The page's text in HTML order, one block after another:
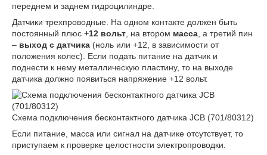
переднем и заднем гидроцилиндре.
Датчики трехпроводные. На одном контакте должен быть
постоянный плюс +12 вольт , на втором масса , а третий пин
– выход с датчика (ноль или +12, в зависимости от
положения колес). Если подать питание на датчик и
поднести к нему металлическую пластину, то на выходе
датчика должно появиться напряжение +12 вольт.
Схема подключения бесконтактного датчика JCB (701/80312)
Если питание, масса или сигнал на датчике отсутствует, то
приступаем к проверке целостности электропроводки.